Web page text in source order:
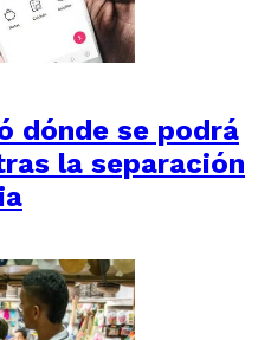
dónde se podrá
la separación